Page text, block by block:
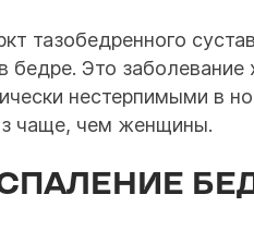
тазобедренного
бедре. Это заболевание
нестерпимыми в
чаще, чем женщины.